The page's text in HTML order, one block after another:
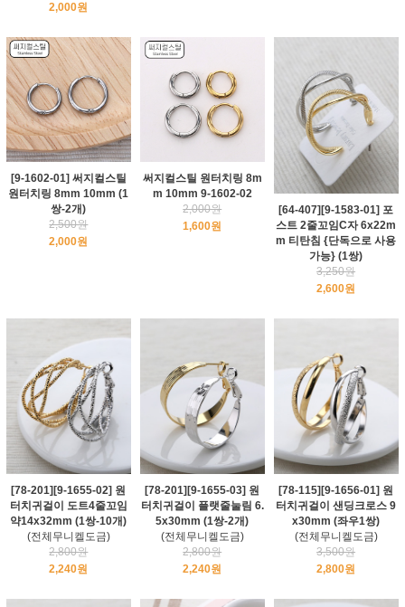
2,000원
[9-1602-01] 써지컬스틸
원터치링 8mm 10mm (1
쌍-2개)
2,500원
2,000원
써지컬스틸 원터치링 8m
m 10mm 9-1602-02
2,000원
1,600원
[64-407][9-1583-01] 포
스트 2줄꼬임C자 6x22m
m 티탄침 {단독으로 사용
가능} (1쌍)
3,250원
2,600원
[78-201][9-1655-02] 원
터치귀걸이 도트4줄꼬임
약14x32mm (1쌍-10개)
(전체무니켈도금)
2,800원
2,240원
[78-201][9-1655-03] 원
터치귀걸이 플랫줄눌림 6.
5x30mm (1쌍-2개)
(전체무니켈도금)
2,800원
2,240원
[78-115][9-1656-01] 원
터치귀걸이 샌딩크로스 9
x30mm (좌우1쌍)
(전체무니켈도금)
3,500원
2,800원